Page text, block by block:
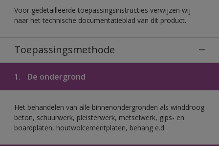
Voor gedetailleerde toepassingsinstructies verwijzen wij
naar het technische documentatieblad van dit product.
Toepassingsmethode
1. De ondergrond
Het behandelen van alle binnenondergronden als winddroog
beton, schuurwerk, pleisterwerk, metselwerk, gips- en
boardplaten, houtwolcementplaten, behang e.d.